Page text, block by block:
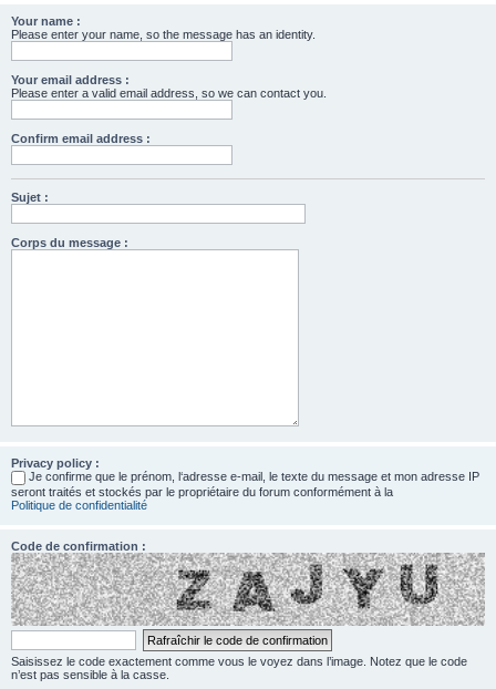
Your name :
Please enter your name, so the message has an identity.
Your email address :
Please enter a valid email address, so we can contact you.
Confirm email address :
Sujet :
Corps du message :
Privacy policy :
Je confirme que le prénom, l‘adresse e-mail, le texte du message et mon adresse IP
seront traités et stockés par le propriétaire du forum conformément à la
Politique de confidentialité
Code de confirmation :
Saisissez le code exactement comme vous le voyez dans l’image. Notez que le code
n’est pas sensible à la casse.